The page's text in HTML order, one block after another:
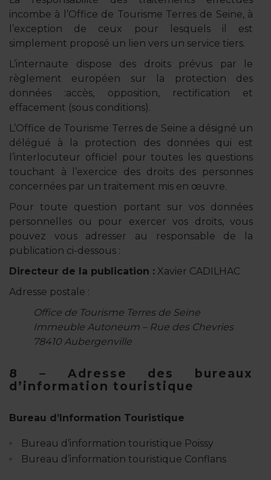
incombe à l’Office de Tourisme Terres de Seine, à
l’exception de ceux pour lesquels il est
simplement proposé un lien vers un service tiers.
L’internaute dispose des droits prévus par le
règlement européen sur la protection des
données :accès, opposition, rectification et
effacement (sous conditions).
L’Office de Tourisme Terres de Seine a désigné un
délégué à la protection des données qui est
l’interlocuteur officiel pour toutes les questions
touchant à l’exercice des droits des personnes
concernées par un traitement mis en œuvre.
Pour toute question portant sur vos données
personnelles ou pour exercer vos droits, vous
pouvez vous adresser au responsable de la
publication ci-dessous :
Directeur de la publication : Xavier CADILHAC
Adresse postale :
Office de Tourisme Terres de Seine
Immeuble Autoneum – Rue des Chevries
78410 Aubergenville
8 – Adresse des bureaux
d’information touristique
Bureau d’Information Touristique
Bureau d’information touristique Poissy
Bureau d’information touristique Conflans